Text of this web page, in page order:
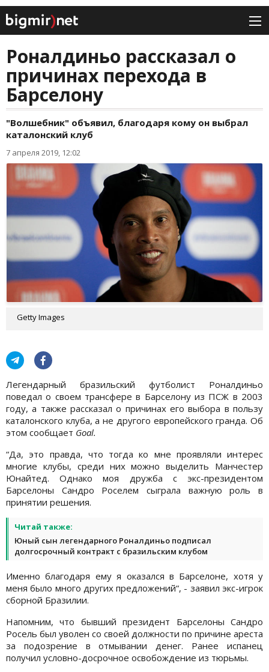
Роналдиньо рассказал о
причинах перехода в
Барселону
"Волшебник" объявил, благодаря кому он выбрал
каталонский клуб
7 апреля 2019, 12:02
Getty Images
Легендарный бразильский футболист Роналдиньо
поведал о своем трансфере в Барселону из ПСЖ в 2003
году, а также рассказал о причинах его выбора в пользу
каталонского клуба, а не другого европейского гранда. Об
этом сообщает Goal.
“Да, это правда, что тогда ко мне проявляли интерес
многие клубы, среди них можно выделить Манчестер
Юнайтед. Однако моя дружба с экс-президентом
Барселоны Сандро Роселем сыграла важную роль в
принятии решения.
Читай также:
Юный сын легендарного Роналдиньо подписал
долгосрочный контракт с бразильским клубом
Именно благодаря ему я оказался в Барселоне, хотя у
меня было много других предложений“, - заявил экс-игрок
сборной Бразилии.
Напомним, что бывший президент Барселоны Сандро
Росель был уволен со своей должности по причине ареста
за подозрение в отмывании денег. Ранее испанец
получил условно-досрочное освобождение из тюрьмы.